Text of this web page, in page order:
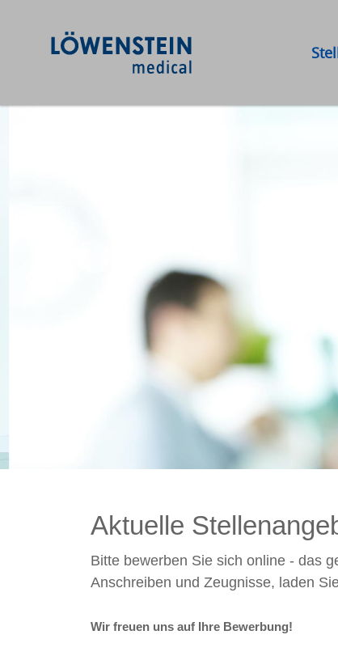
Aktuelle
Bitte bewerben Sie sich online - das
Anschreiben und Zeugnisse, laden
Wir freuen uns auf Ihre Bewerbung!